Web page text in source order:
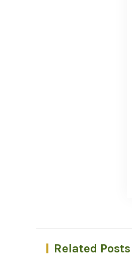
Related Posts